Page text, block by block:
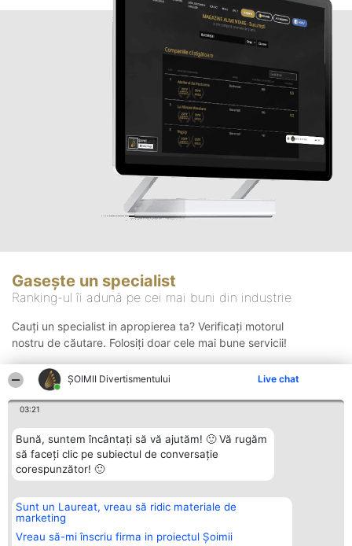
ŞOIMII Divertismentului Live chat
03:21
Bună, suntem încântați să vă ajutăm! 🙂 Vă rugăm
să faceți clic pe subiectul de conversație
corespunzător! 🙂
Sunt un Laureat, vreau să ridic materiale de
marketing
Vreau să-mi înscriu firma in proiectul Șoimii
Gasește un specialist
Ranking-ul îi adună pe cei mai buni din industrie
Cauți un specialist in apropierea ta? Verificați motorul
nostru de căutare. Folosiți doar cele mai bune servicii!
Organizator Ranking
BRIGHT SOLUTIONS BR SRL
Aleea Timisul De Sus 2 Bl. A30
Sc. A Et. 4 Ap. 13 Cod 061952
Plebiscyt
Lista Tuturor
Laureaților
Contact